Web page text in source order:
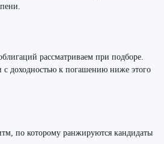
рассматриваем при подборе.
с доходностью к погашению ниже этого
по которому ранжируются кандидаты